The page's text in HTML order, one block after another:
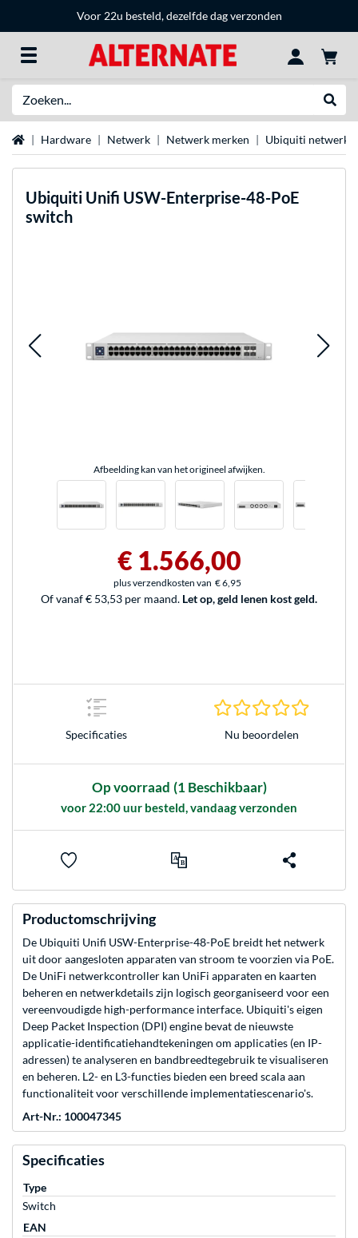
Voor 22u besteld, dezelfde dag verzonden
Home Hardware Netwerk Netwerk merken Ubiquiti
Ubiquiti Unifi USW-Enterprise-48-PoE
switch
Afbeelding kan van het origineel afwijken.
€ 1.566,00
plus verzendkosten van € 6,95
Of vanaf € 53,53 per maand. Let op, geld lenen kost geld.
Specificaties Nu beoordelen
Op voorraad (1 Beschikbaar)
voor 22:00 uur besteld, vandaag verzonden
Productomschrijving
De Ubiquiti Unifi USW-Enterprise-48-PoE breidt het netwerk
uit door aangesloten apparaten van stroom te voorzien via PoE.
De UniFi netwerkcontroller kan UniFi apparaten en kaarten
beheren en netwerkdetails zijn logisch georganiseerd voor een
vereenvoudigde high-performance interface. Ubiquiti's eigen
Deep Packet Inspection (DPI) engine bevat de nieuwste
applicatie-identificatiehandtekeningen om applicaties (en IP-
adressen) te analyseren en bandbreedtegebruik te visualiseren
en beheren. L2- en L3-functies bieden een breed scala aan
functionaliteit voor verschillende implementatiescenario's.
Art-Nr.: 100047345
Specificaties
Type
Switch
EAN